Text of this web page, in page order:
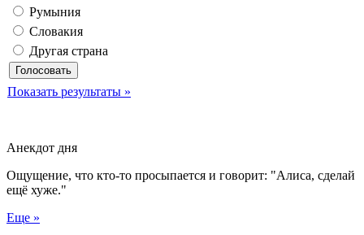
Румыния
Словакия
Другая страна
Показать результаты »
Анекдот дня
Ощущение, что кто-то просыпается и говорит: "Алиса, сделай
ещё хуже."
Еще »